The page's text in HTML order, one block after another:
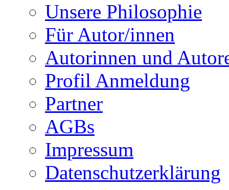
Unsere Philosophie
Für Autor/innen
Autorinnen und
Profil Anmeldung
Partner
AGBs
Impressum
Datenschutzerklärung